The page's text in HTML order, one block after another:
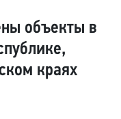
объекты в
краях